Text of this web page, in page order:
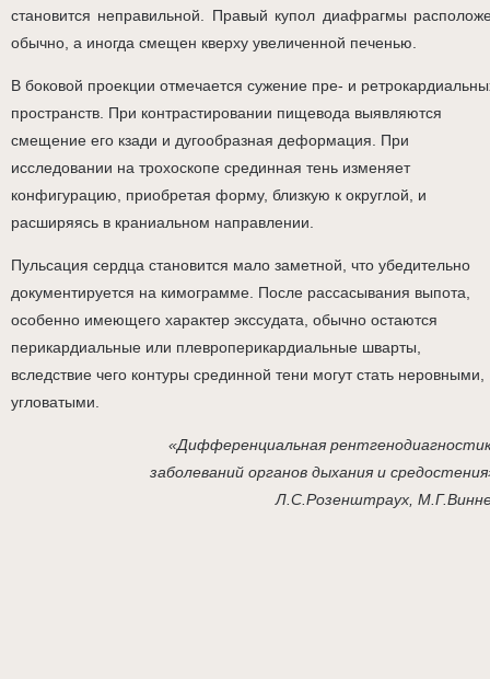
становится неправильной. Правый купол диафрагмы
обычно, а иногда смещен кверху увеличенной печенью.
В боковой проекции отмечается сужение пре- и
пространств. При контрастировании пищевода выявляются
смещение его кзади и дугообразная деформация. При
исследовании на трохоскопе срединная тень изменяет
конфигурацию, приобретая форму, близкую к округлой, и
расширяясь в краниальном направлении.
Пульсация сердца становится мало заметной, что убедительно
документируется на кимограмме. После рассасывания выпота,
особенно имеющего характер экссудата, обычно остаются
перикардиальные или плевроперикардиальные шварты,
вследствие чего контуры срединной тени могут стать неровными,
угловатыми.
«Дифференциальная
заболеваний органов дыхания и
Л.С.Розенштраух,